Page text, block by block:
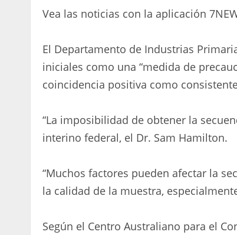
Vea las noticias con la aplicación
El Departamento de Industrias
iniciales como una “medida de
coincidencia positiva como
“La imposibilidad de obtener la
interino federal, el Dr. Sam Hamilton.
“Muchos factores pueden afectar la
la calidad de la muestra,
Según el Centro Australiano para el